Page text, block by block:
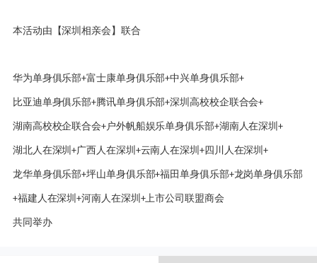
本活动由【深圳相亲会】联合
华为单身俱乐部+富士康单身俱乐部+中兴单身俱乐部+
比亚迪单身俱乐部+腾讯单身俱乐部+深圳高校校企联合会+
湖南高校校企联合会+户外帆船娱乐单身俱乐部+湖南人在深圳+
湖北人在深圳+广西人在深圳 +云南人在深圳 +四川人在深圳+
龙华单身俱乐部+坪山单身俱乐部+福田单身俱乐部+龙岗单身俱乐部
+福建人在深圳+河南人在深圳 +上市公司联盟商会
共同举办